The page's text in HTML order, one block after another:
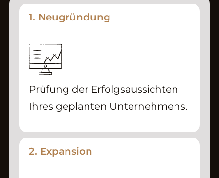
1. Neugründung
Prüfung der Erfolgsaussichten
Ihres geplanten Unternehmens.
2. Expansion